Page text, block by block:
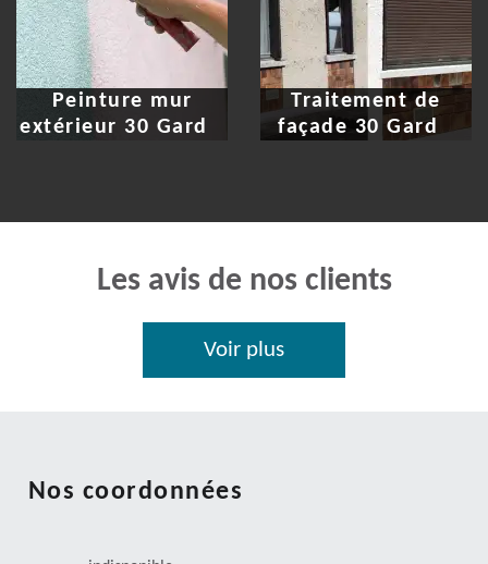
Peinture mur
extérieur 30 Gard
Traitement de
façade 30 Gard
Les avis de nos clients
Voir plus
Nos coordonnées